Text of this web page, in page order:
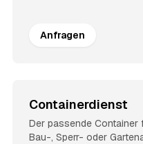
Anfragen
Containerdienst
Der passende Container
Bau-, Sperr- oder